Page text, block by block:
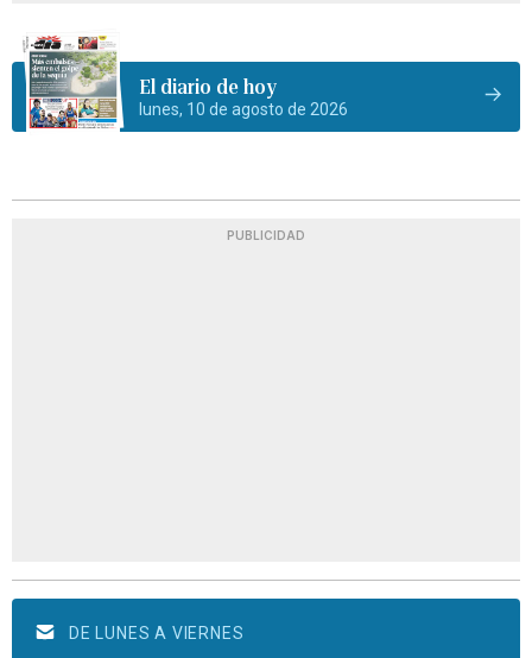
El diario de hoy
lunes, 10 de agosto de 2026
PUBLICIDAD
DE LUNES A VIERNES